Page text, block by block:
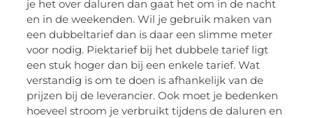
je het over daluren dan gaat het om in de nacht
en in de weekenden. Wil je gebruik maken van
een dubbeltarief dan is daar een slimme meter
voor nodig. Piektarief bij het dubbele tarief ligt
een stuk hoger dan bij een enkele tarief. Wat
verstandig is om te doen is afhankelijk van de
prijzen bij de leverancier. Ook moet je bedenken
hoeveel stroom je verbruikt tijdens de daluren en